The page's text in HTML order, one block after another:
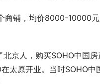
铺，均价8000-10000
京人，购买SOHO中国
太原开业。当时SOHO中